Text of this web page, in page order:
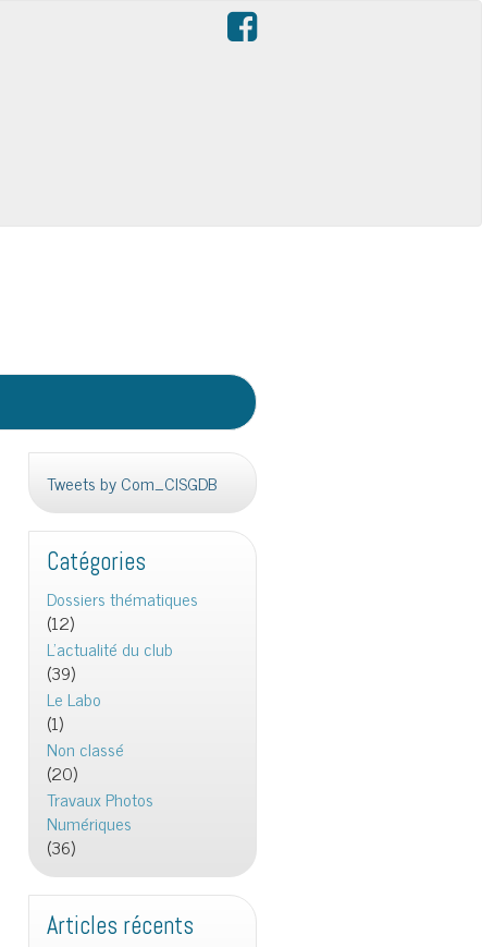
Tweets by Com_CISGDB
Catégories
Dossiers thématiques
(12)
L'actualité du club
(39)
Le Labo
(1)
Non classé
(20)
Travaux Photos
Numériques
(36)
Articles récents